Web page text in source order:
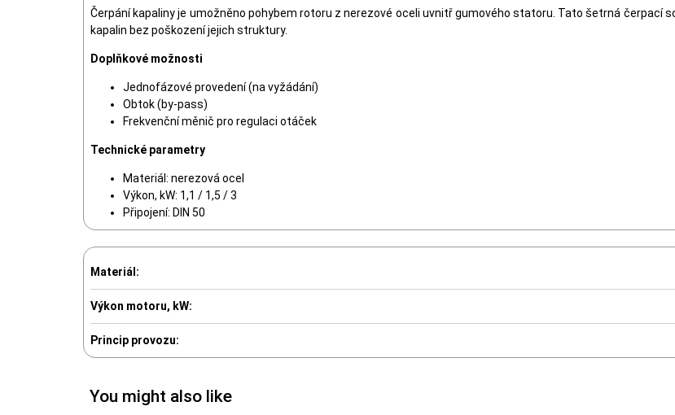
Čerpání kapaliny je umožněno pohybem rotoru z nerezové oceli uvnitř gumového statoru. Tato šetrná čerpací
kapalin bez poškození jejich struktury.
Doplňkové možnosti
Jednofázové provedení (na vyžádání)
Obtok (by-pass)
Frekvenční měnič pro regulaci otáček
Technické parametry
Materiál: nerezová ocel
Výkon, kW: 1,1 / 1,5 / 3
Připojení: DIN 50
Materiál:
Výkon motoru, kW:
Princip provozu:
You might also like